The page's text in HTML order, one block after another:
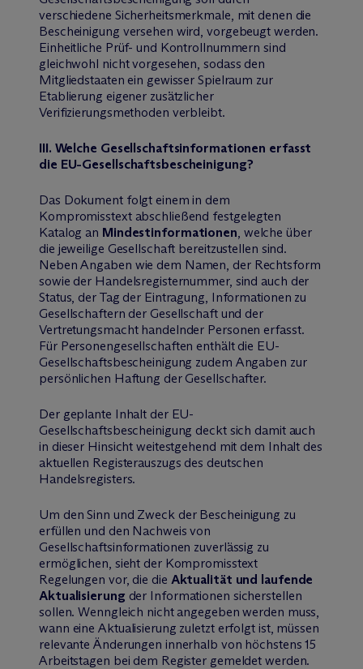
verschiedene Sicherheitsmerkmale, mit denen die
Bescheinigung versehen wird, vorgebeugt werden.
Einheitliche Prüf- und Kontrollnummern sind
gleichwohl nicht vorgesehen, sodass den
Mitgliedstaaten ein gewisser Spielraum zur
Etablierung eigener zusätzlicher
Verifizierungsmethoden verbleibt.
III. Welche Gesellschaftsinformationen erfasst
die EU-Gesellschaftsbescheinigung?
Das Dokument folgt einem in dem
Kompromisstext abschließend festgelegten
Katalog an Mindestinformationen, welche über
die jeweilige Gesellschaft bereitzustellen sind.
Neben Angaben wie dem Namen, der Rechtsform
sowie der Handelsregisternummer, sind auch der
Status, der Tag der Eintragung, Informationen zu
Gesellschaftern der Gesellschaft und der
Vertretungsmacht handelnder Personen erfasst.
Für Personengesellschaften enthält die EU-
Gesellschaftsbescheinigung zudem Angaben zur
persönlichen Haftung der Gesellschafter.
Der geplante Inhalt der EU-
Gesellschaftsbescheinigung deckt sich damit auch
in dieser Hinsicht weitestgehend mit dem Inhalt des
aktuellen Registerauszugs des deutschen
Handelsregisters.
Um den Sinn und Zweck der Bescheinigung zu
erfüllen und den Nachweis von
Gesellschaftsinformationen zuverlässig zu
ermöglichen, sieht der Kompromisstext
Regelungen vor, die die Aktualität und laufende
Aktualisierung der Informationen sicherstellen
sollen. Wenngleich nicht angegeben werden muss,
wann eine Aktualisierung zuletzt erfolgt ist, müssen
relevante Änderungen innerhalb von höchstens 15
Arbeitstagen bei dem Register gemeldet werden.